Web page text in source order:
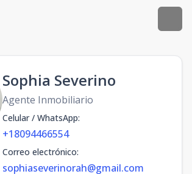
Sophia Severino
Agente Inmobiliario
Celular / WhatsApp:
+18094466554
Correo electrónico:
sophiaseverinorah@gmail.com